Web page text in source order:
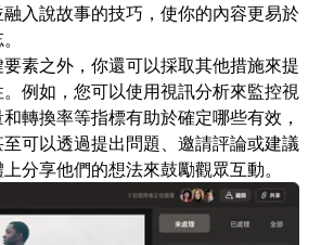
入說故事的技巧，使你的內容更易於
素之外，你還可以採取其他措施來提
例如，您可以使用視訊分析來監控視
轉換率等指標有助於確定哪些有效，
可以透過提出問題、邀請評論或建議
分享他們的想法來鼓勵觀眾互動。